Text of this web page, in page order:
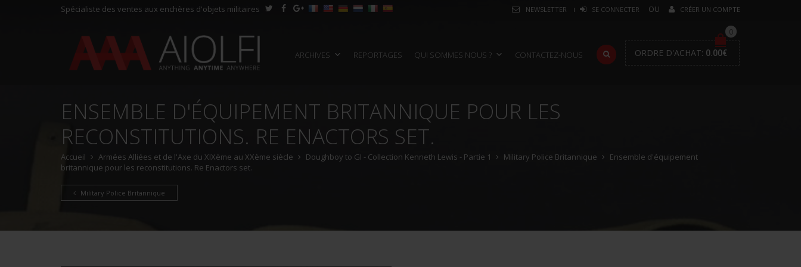
Spécialiste des ventes aux enchères d'objets militaires NEWSLETTER SE CONNECTER CRÉER UN COMPTE
ARCHIVES REPORTAGES QUI SOMMES NOUS ? CONTACTEZ-NOUS
0
ORDRE D'ACHAT: 0.00€
ENSEMBLE D'ÉQUIPEMENT BRITANNIQUE POUR LES
RECONSTITUTIONS. RE ENACTORS SET.
Accueil Armées Alliées et de l'Axe du XIXème au XXème siècle Doughboy to GI - Collection Kenneth Lewis - Partie 1 Military Police Britannique
Ensemble d'équipement
britannique pour les reconstitutions. Re Enactors set.
Military Police Britannique